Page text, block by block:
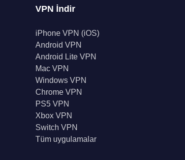
VPN İndir
iPhone VPN (iOS)
Android VPN
Android Lite VPN
Mac VPN
Windows VPN
Chrome VPN
PS5 VPN
Xbox VPN
Switch VPN
Tüm uygulamalar